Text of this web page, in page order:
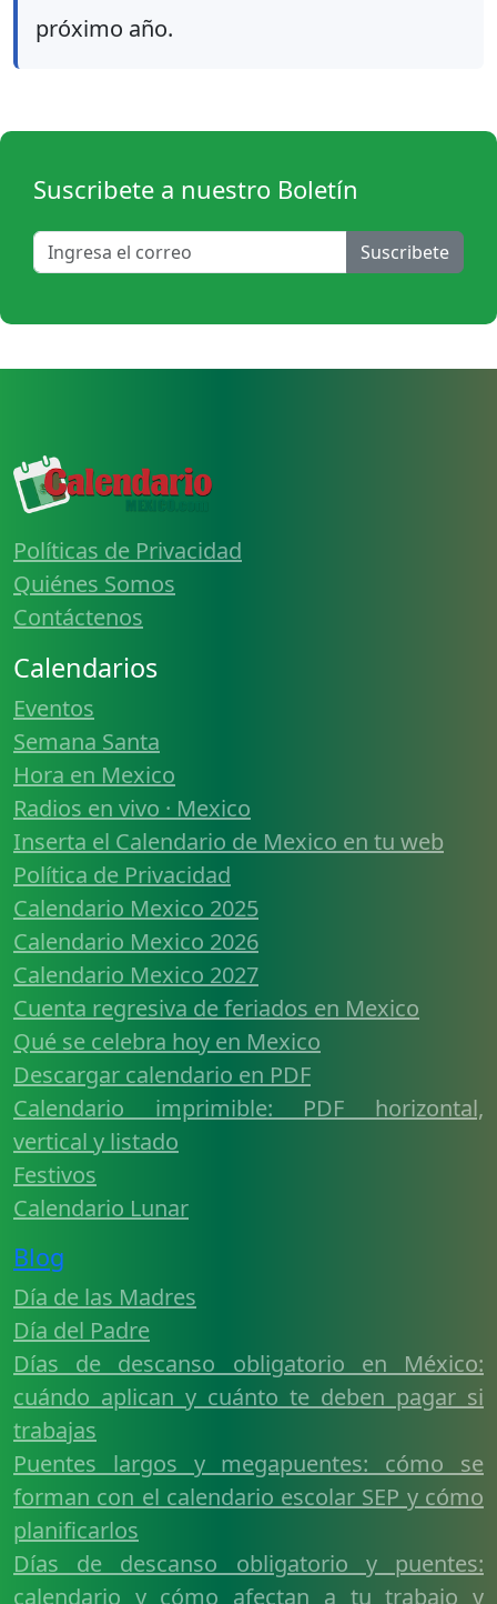
próximo año.
Suscribete a nuestro Boletín
Suscribete
Políticas de Privacidad
Quiénes Somos
Contáctenos
Calendarios
Eventos
Semana Santa
Hora en Mexico
Radios en vivo · Mexico
Inserta el Calendario de Mexico en tu web
Política de Privacidad
Calendario Mexico 2025
Calendario Mexico 2026
Calendario Mexico 2027
Cuenta regresiva de feriados en Mexico
Qué se celebra hoy en Mexico
Descargar calendario en PDF
Calendario imprimible: PDF horizontal,
vertical y listado
Festivos
Calendario Lunar
Blog
Día de las Madres
Día del Padre
Días de descanso obligatorio en México:
cuándo aplican y cuánto te deben pagar si
trabajas
Puentes largos y megapuentes: cómo se
forman con el calendario escolar SEP y cómo
planificarlos
Días de descanso obligatorio y puentes:
calendario y cómo afectan a tu trabajo y